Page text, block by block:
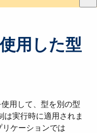
用した型
使用して、型を別の型
実行時に適用されま
ケーションでは